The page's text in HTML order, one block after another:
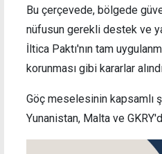
Bu çerçevede, bölgede
nüfusun gerekli destek ve
İltica Paktı'nın tam
korunması gibi kararlar
Göç meselesinin kapsamlı
Yunanistan, Malta ve